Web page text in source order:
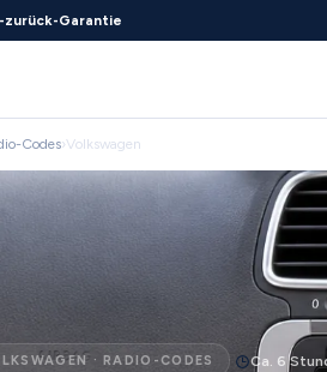
zurück-Garantie
Codes›Volkswagen
· RADIO-CODES Ca. 6